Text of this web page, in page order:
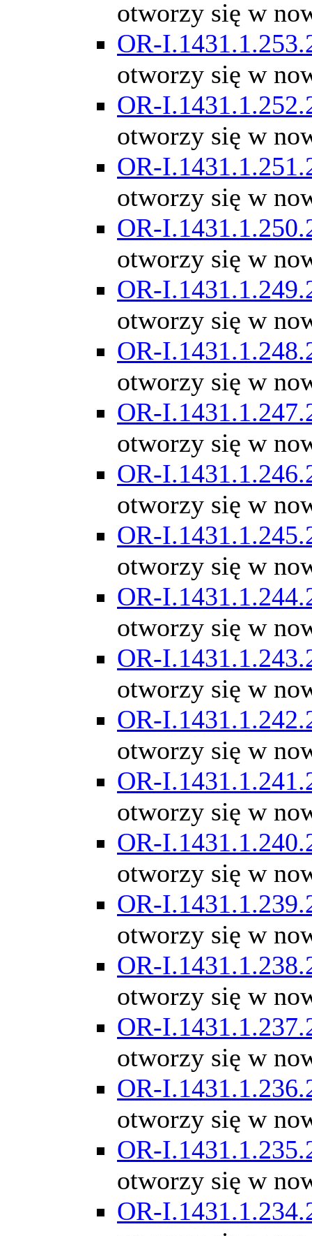
otworzy się w
OR-
otworzy się w
OR-
otworzy się w
OR-
otworzy się w
OR-
otworzy się w
OR-
otworzy się w
OR-
otworzy się w
OR-
otworzy się w
OR-
otworzy się w
OR-
otworzy się w
OR-
otworzy się w
OR-
otworzy się w
OR-
otworzy się w
OR-
otworzy się w
OR-
otworzy się w
OR-
otworzy się w
OR-
otworzy się w
OR-
otworzy się w
OR-
otworzy się w
OR-
otworzy się w
OR-